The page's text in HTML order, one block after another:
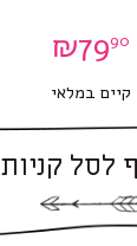
₪7990
קיים במלאי
לסל קניות